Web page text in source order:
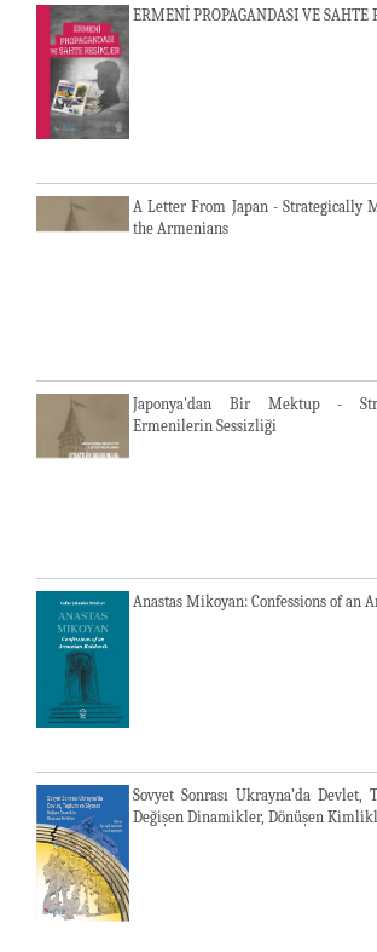
ERMENİ PROPAGANDASI VE SAHTE
A Letter From Japan - Strategically
the Armenians
Japonya'dan Bir Mektup -
Ermenilerin Sessizliği
Anastas Mikoyan: Confessions of an
Sovyet Sonrası Ukrayna’da Devlet,
Değişen Dinamikler, Dönüşen